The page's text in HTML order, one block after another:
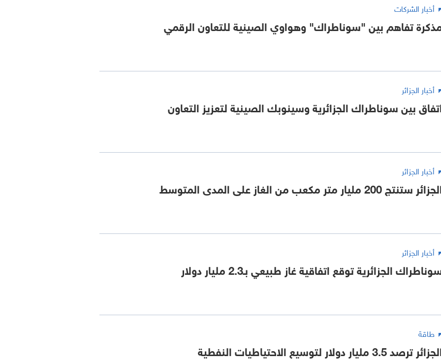
أخبار الشركات
تفاهم بين "سوناطراك" وهواوي الصينية للتعاون الرقمي
أخبار الجزائر
بين سوناطراك الجزائرية وسينوبك الصينية لتعزيز التعاون
أخبار الجزائر
ستنتج 200 مليار متر مكعب من الغاز على المدى المتوسط
أخبار الجزائر
الجزائرية توقع اتفاقية غاز طبيعي بـ2.3 مليار دولار
طاقة
ترصد 3.5 مليار دولار لتوسيع الاحتياطيات النفطية